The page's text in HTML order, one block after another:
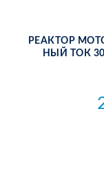
РЕ­АК­ТОР
НЫЙ ТОК